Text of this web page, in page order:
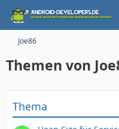
Joe86
Themen von
Thema